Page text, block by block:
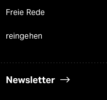
Freie Rede
reingehen
Newsletter